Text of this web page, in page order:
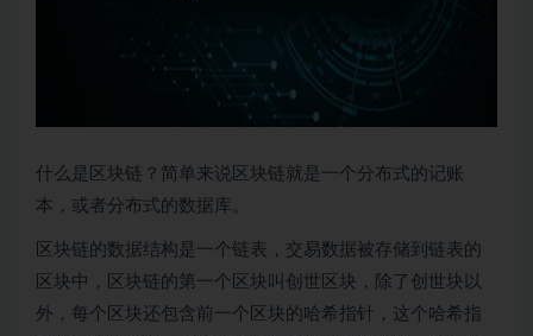
什么是 区块链 ？简单来说区块链就是一个分布式的记账
本，或者分布式的数据库。
区块链的数据结构是一个链表，交易数据被存储到链表的
区块中，区块链的第一个区块叫创世区块，除了创世块以
外，每个区块还包含前一个区块的哈希指针，这个哈希指